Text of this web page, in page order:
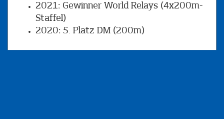
2021: Gewinner World Relays (4x200m-
Staffel)
2020: 5. Platz DM (200m)